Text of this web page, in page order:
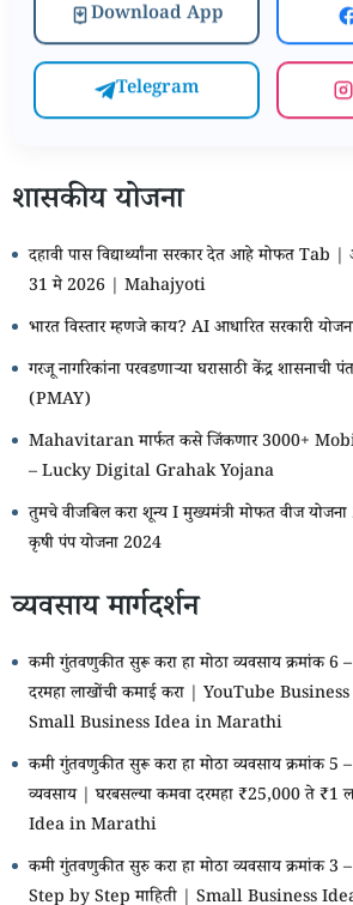
Download App
Telegram
शासकीय योजना
दहावी पास विद्यार्थ्यांना सरकार देत आहे मोफत Tab |
31 मे 2026 | Mahajyoti
भारत विस्तार म्हणजे काय? AI आधारित सरकारी
गरजू नागरिकांना परवडणाऱ्या घरासाठी केंद्र शासनाची
(PMAY)
Mahavitaran मार्फत कसे जिंकणार 3000+
– Lucky Digital Grahak Yojana
तुमचे वीजबिल करा शून्य I मुख्यमंत्री मोफत वीज
कृषी पंप योजना 2024
व्यवसाय मार्गदर्शन
कमी गुंतवणुकीत सुरू करा हा मोठा व्यवसाय क्रमांक
दरमहा लाखोंची कमाई करा | YouTube
Small Business Idea in Marathi
कमी गुंतवणुकीत सुरू करा हा मोठा व्यवसाय क्रमांक 5
व्यवसाय | घरबसल्या कमवा दरमहा ₹25,000 ते
Idea in Marathi
कमी गुंतवणुकीत सुरु करा हा मोठा व्यवसाय क्रमांक 3
Step by Step माहिती | Small Business